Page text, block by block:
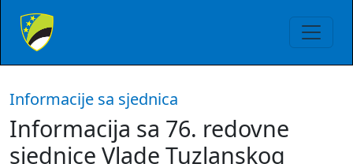
Informacije sa sjednica
Informacija sa 76. redovne
sjednice Vlade Tuzlanskog